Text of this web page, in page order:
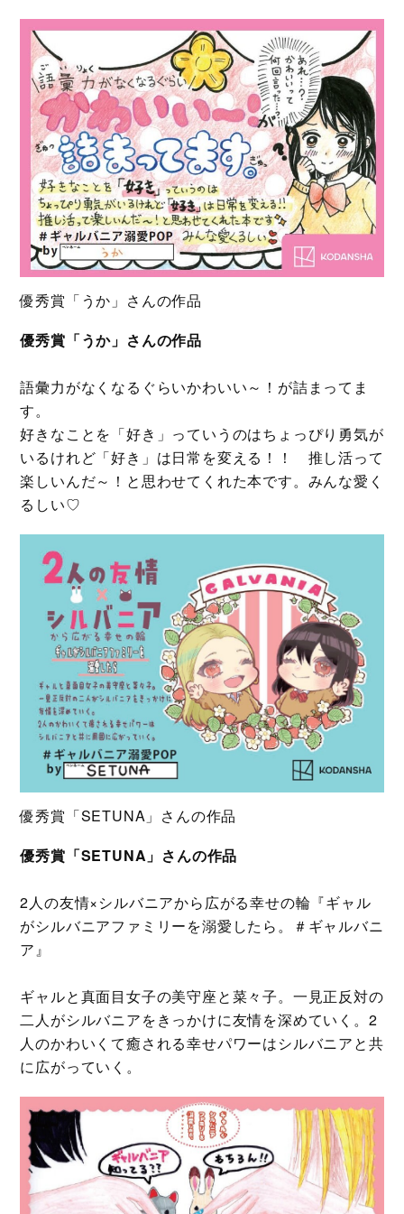
優秀賞「うか」さんの作品
優秀賞「うか」さんの作品
語彙力がなくなるぐらいかわいい～！が詰まってま
す。
好きなことを「好き」っていうのはちょっぴり勇気が
いるけれど「好き」は日常を変える！！ 推し活って
楽しいんだ～！と思わせてくれた本です。みんな愛く
るしい♡
優秀賞「SETUNA」さんの作品
優秀賞「SETUNA」さんの作品
2人の友情×シルバニアから広がる幸せの輪『ギャル
がシルバニアファミリーを溺愛したら。＃ギャルバニ
ア』
ギャルと真面目女子の美守座と菜々子。一見正反対の
二人がシルバニアをきっかけに友情を深めていく。2
人のかわいくて癒される幸せパワーはシルバニアと共
に広がっていく。